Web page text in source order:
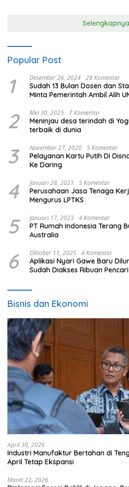
Selengkapnya
Popular Post
1 Desember 26, 2024 28 Komentar
Sudah 13 Bulan Dosen dan
Minta Pemerintah Ambil Alih
2 Mei 30, 2025 7 Komentar
Meninjau desa terindah di
terbaik di dunia
3 November 27, 2020 5 Komentar
Pelayanan Kartu Putih Di
Ke Daring
4 Januari 28, 2021 5 Komentar
Perusahaan Jasa Tenaga
Mengurus LPTKS
5 Januari 17, 2023 4 Komentar
PT Rumah Indonesia Terang
Australia
6 Oktober 11, 2025 4 Komentar
Aplikasi Nyari Gawe Baru
Sudah Diakses Ribuan
Bisnis dan Ekonomi
April 30, 2026
Industri Manufaktur Bertahan di
April Tetap Ekspansi
Maret 22, 2026